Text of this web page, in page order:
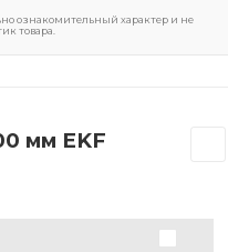
ознакомительный характер и не
товара.
мм EKF